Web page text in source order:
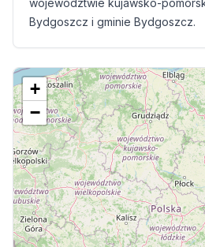
województwie kujawsko-
Bydgoszcz i gminie Bydgoszcz.
+
−